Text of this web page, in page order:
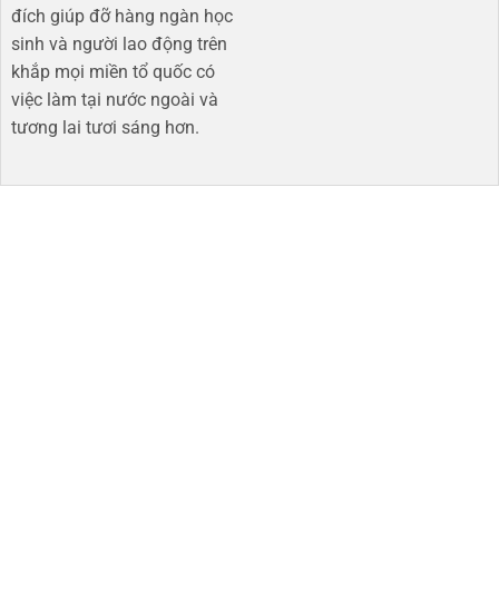
đích giúp đỡ hàng ngàn học
sinh và người lao động trên
khắp mọi miền tổ quốc có
việc làm tại nước ngoài và
tương lai tươi sáng hơn​.